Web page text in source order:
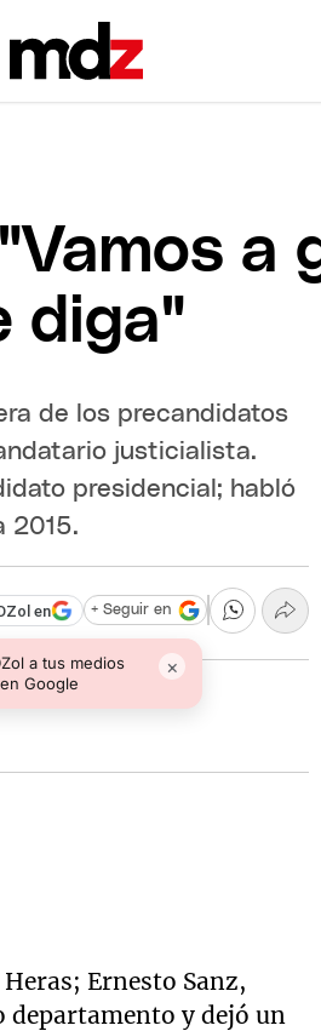
a
diga"
de los precandidatos
justicialista.
presidencial; habló
2015.
en
a tus medios
Google
×
+ Seguir en
Ernesto Sanz,
departamento y dejó un